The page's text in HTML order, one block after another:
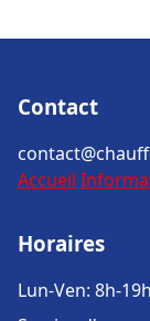
Contact
Accueil
Horaires
Lun-Ven: 8h-19h